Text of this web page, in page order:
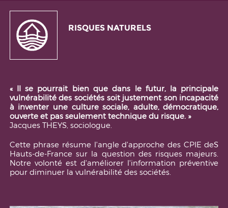
RISQUES NATURELS
« Il se pourrait bien que dans le futur, la principale
vulnérabilité des sociétés soit justement son incapacité
à inventer une culture sociale, adulte, démocratique,
ouverte et pas seulement technique du risque. »
Jacques THEYS, sociologue.
Cette phrase résume l'angle d'approche des CPIE deS
Hauts-de-France sur la question des risques majeurs.
Notre volonté est d'améliorer l'information préventive
pour diminuer la vulnérabilité des sociétés.